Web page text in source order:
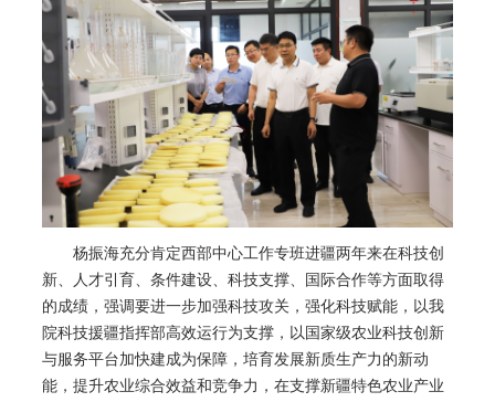
杨振海充分肯定西部中心工作专班进疆两年来在科技创
新、人才引育、条件建设、科技支撑、国际合作等方面取得
的成绩，强调要进一步加强科技攻关，强化科技赋能，以我
院科技援疆指挥部高效运行为支撑，以国家级农业科技创新
与服务平台加快建成为保障，培育发展新质生产力的新动
能，提升农业综合效益和竞争力，在支撑新疆特色农业产业